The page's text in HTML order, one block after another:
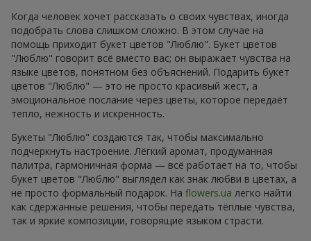
Когда человек хочет рассказать о своих чувствах, иногда
подобрать слова слишком сложно. В этом случае на
помощь приходит букет цветов "Люблю". Букет цветов
"Люблю" говорит всё вместо вас; он выражает чувства на
языке цветов, понятном без объяснений. Подарить букет
цветов "Люблю" — это не просто красивый жест, а
эмоциональное послание через цветы, которое передаёт
тепло, нежность и искренность.
Букеты "Люблю" создаются так, чтобы максимально
подчеркнуть настроение. Лёгкий аромат, продуманная
палитра, гармоничная форма — всё работает на то, чтобы
букет цветов "Люблю" выглядел как знак любви в цветах, а
не просто формальный подарок. На flowers.ua легко найти
как сдержанные решения, чтобы передать тёплые чувства,
так и яркие композиции, говорящие языком страсти.